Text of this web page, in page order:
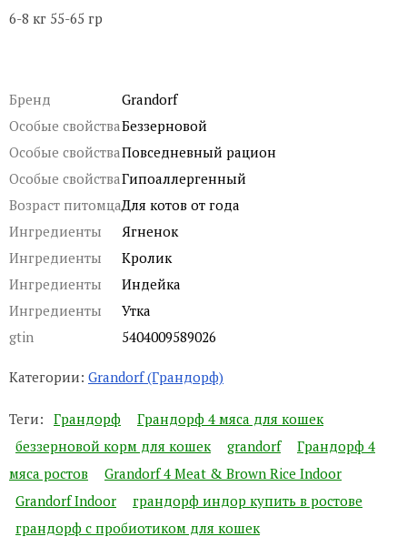
6-8 кг 55-65 гр
Бренд
Grandorf
Особые свойстваБеззерновой
Особые свойстваПовседневный рацион
Особые свойстваГипоаллергенный
Возраст питомцаДля котов от года
Ингредиенты
Ягненок
Ингредиенты
Кролик
Ингредиенты
Индейка
Ингредиенты
Утка
gtin
5404009589026
Категории: Grandorf (Грандорф)
Теги: Грандорф
Грандорф 4 мяса для кошек
беззерновой корм для кошек
grandorf
Грандорф 4
мяса ростов
Grandorf 4 Meat & Brown Rice Indoor
Grandorf Indoor
грандорф индор купить в ростове
грандорф с пробиотиком для кошек